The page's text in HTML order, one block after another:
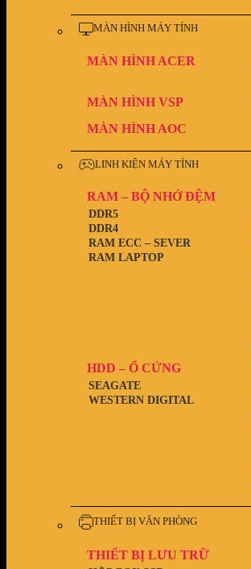
MÀN HÌNH MÁY TÍNH
MÀN HÌNH ACER
MÀN HÌNH VSP
MÀN HÌNH AOC
LINH KIỆN MÁY TÍNH
RAM – BỘ NHỚ ĐỆM
RAM LAPTOP
RAM ECC – SEVER
DDR4
DDR5
HDD – Ổ CỨNG
WESTERN DIGITAL
SEAGATE
THIẾT BỊ VĂN PHÒNG
THIẾT BỊ LƯU TRỮ